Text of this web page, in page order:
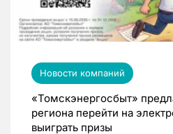
Новости компаний
«Томскэнергосбыт»
региона перейти на
выиграть призы